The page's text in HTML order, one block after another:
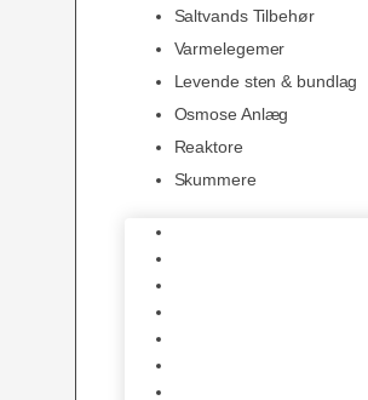
Saltvands Tilbehør
Varmelegemer
Levende sten & bundlag
Osmose Anlæg
Reaktore
Skummere